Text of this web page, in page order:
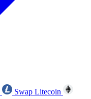
Swap Litecoin